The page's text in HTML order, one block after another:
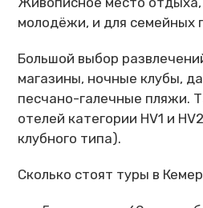
молодёжи, и для семейных
Большой выбор
магазины, ночные клубы,
песчано-галечные пляжи.
отелей категории HV1 и
клубного типа).
Сколько стоят туры в